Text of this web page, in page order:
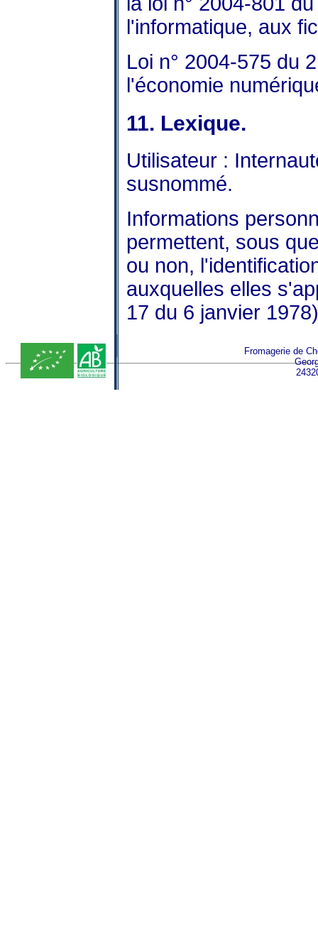
l'informatique, aux
Loi n° 2004-575 du
l'économie
11. Lexique.
Utilisateur :
susnommé.
Informations
permettent, sous
ou non,
auxquelles elles
17 du 6 janvier
Fromagerie de